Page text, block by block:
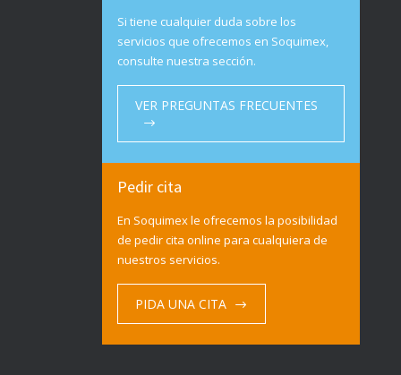
Si tiene cualquier duda sobre los
servicios que ofrecemos en Soquimex,
consulte nuestra sección.
VER PREGUNTAS FRECUENTES
Pedir cita
En Soquimex le ofrecemos la posibilidad
de pedir cita online para cualquiera de
nuestros servicios.
PIDA UNA CITA